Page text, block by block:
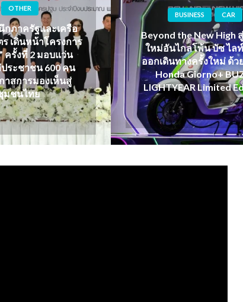
OTHER
ภาครัฐและเครือ
เดินหน้าโครงการ
ครั้งที่ 2 มอบแว่น
ระชาชน 600 คน
าสการมองเห็นสู่
มชนไทย
BUSINESS CAR
Beyond the New High
ใหม่อันไกลโพ้น บัซ ไลท์
ออกเดินทางครั้งใหม่ ด้ว
Honda Giorno+
LIGHTYEAR Limited